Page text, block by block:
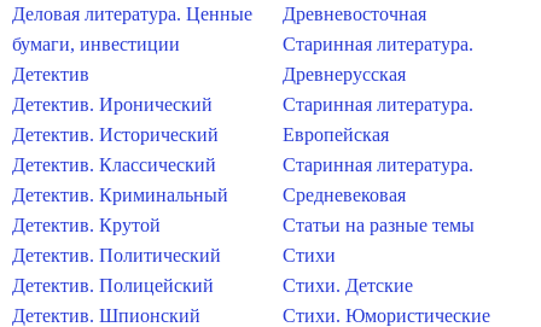
Деловая литература. Ценные
бумаги, инвестиции
Детектив
Детектив. Иронический
Детектив. Исторический
Детектив. Классический
Детектив. Криминальный
Детектив. Крутой
Детектив. Политический
Детектив. Полицейский
Детектив. Шпионский
Древневосточная
Старинная литература.
Древнерусская
Старинная литература.
Европейская
Старинная литература.
Средневековая
Статьи на разные темы
Стихи
Стихи. Детские
Стихи. Юмористические